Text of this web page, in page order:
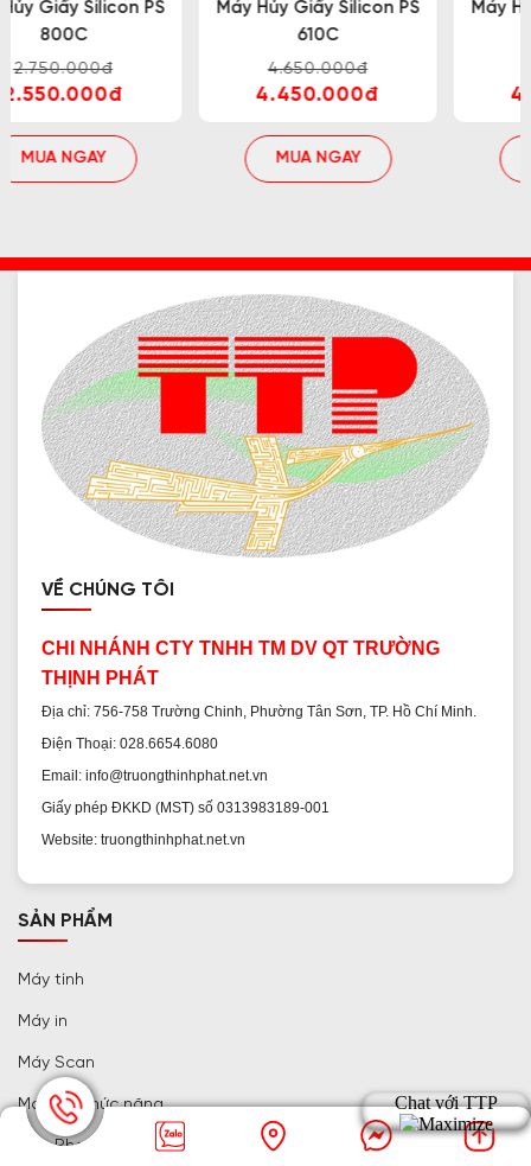
Máy Hủy Giấy Silicon PS
4.650.000đ
4.450.000đ
MUA NGAY
Máy Hủy Giấy Silicon PS
4.950.000đ
4.800.000đ
MUA NGAY
VỀ CHÚNG TÔI
CHI NHÁNH CTY TNHH TM DV QT TRƯỜNG
THỊNH PHÁT
Địa chỉ: 756-758 Trường Chinh, Phường Tân Sơn, TP. Hồ Chí Minh.
Điện Thoại: 028.6654.6080
Email: info@truongthinhphat.net.vn
Giấy phép ĐKKD (MST) số 0313983189-001
Website: truongthinhphat.net.vn
SẢN PHẨM
Máy tính
Máy in
Máy Scan
Máy đa chức năng
Máy Photocopy